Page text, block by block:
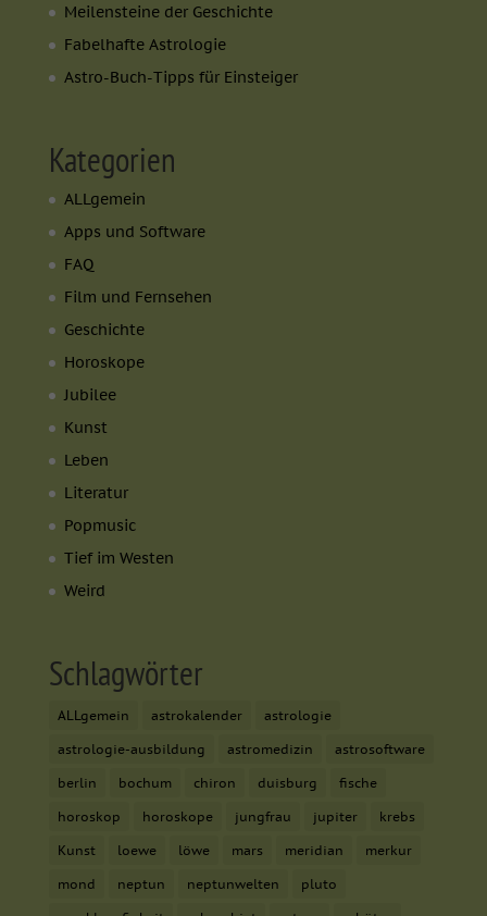
Meilensteine der Geschichte
Fabelhafte Astrologie
Astro-Buch-Tipps für Einsteiger
Kategorien
ALLgemein
Apps und Software
FAQ
Film und Fernsehen
Geschichte
Horoskope
Jubilee
Kunst
Leben
Literatur
Popmusic
Tief im Westen
Weird
Schlagwörter
ALLgemein astrokalender astrologie
astrologie-ausbildung astromedizin astrosoftware
berlin bochum chiron duisburg fische
horoskop horoskope jungfrau jupiter krebs
Kunst loewe löwe mars meridian merkur
mond neptun neptunwelten pluto